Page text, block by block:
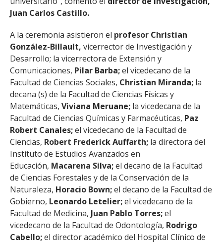
Juan Carlos Castillo.
A la ceremonia asistieron el profesor Christian
González-Billault, vicerrector de Investigación y
Desarrollo; la vicerrectora de Extensión y
Comunicaciones, Pilar Barba;el vicedecano de la
Facultad de Ciencias Sociales, Christian Miranda; la
decana (s) de la Facultad de Ciencias Físicas y
Matemáticas, Viviana Meruane; la vicedecana de la
Facultad de Ciencias Químicas y Farmacéuticas, Paz
Robert Canales;el vicedecano de la Facultad de
Ciencias, Robert Frederick Auffarth; la directora del
Instituto de Estudios Avanzados en
Educación, Macarena Silva;el decano de la Facultad
de Ciencias Forestales y de la Conservación de la
Naturaleza, Horacio Bown;el decano de la Facultad de
Gobierno, Leonardo Letelier;el vicedecano de la
Facultad de Medicina, Juan Pablo Torres;el
vicedecano de la Facultad de Odontología, Rodrigo
Cabello;el director académico del Hospital Clínico de